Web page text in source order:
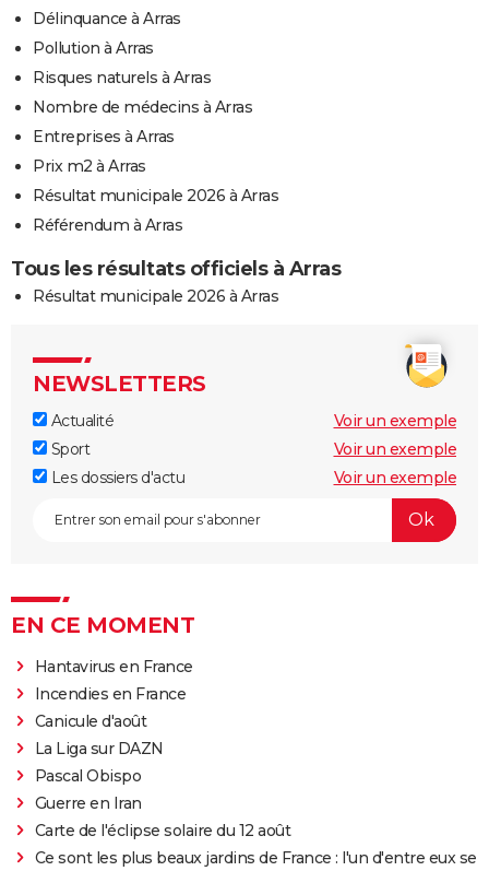
Délinquance à Arras
Pollution à Arras
Risques naturels à Arras
Nombre de médecins à Arras
Entreprises à Arras
Prix m2 à Arras
Résultat municipale 2026 à Arras
Référendum à Arras
Tous les résultats officiels à Arras
Résultat municipale 2026 à Arras
NEWSLETTERS
Actualité
Voir un exemple
Sport
Voir un exemple
Les dossiers d'actu
Voir un exemple
EN CE MOMENT
Hantavirus en France
Incendies en France
Canicule d'août
La Liga sur DAZN
Pascal Obispo
Guerre en Iran
Carte de l'éclipse solaire du 12 août
Ce sont les plus beaux jardins de France : l'un d'entre eux se